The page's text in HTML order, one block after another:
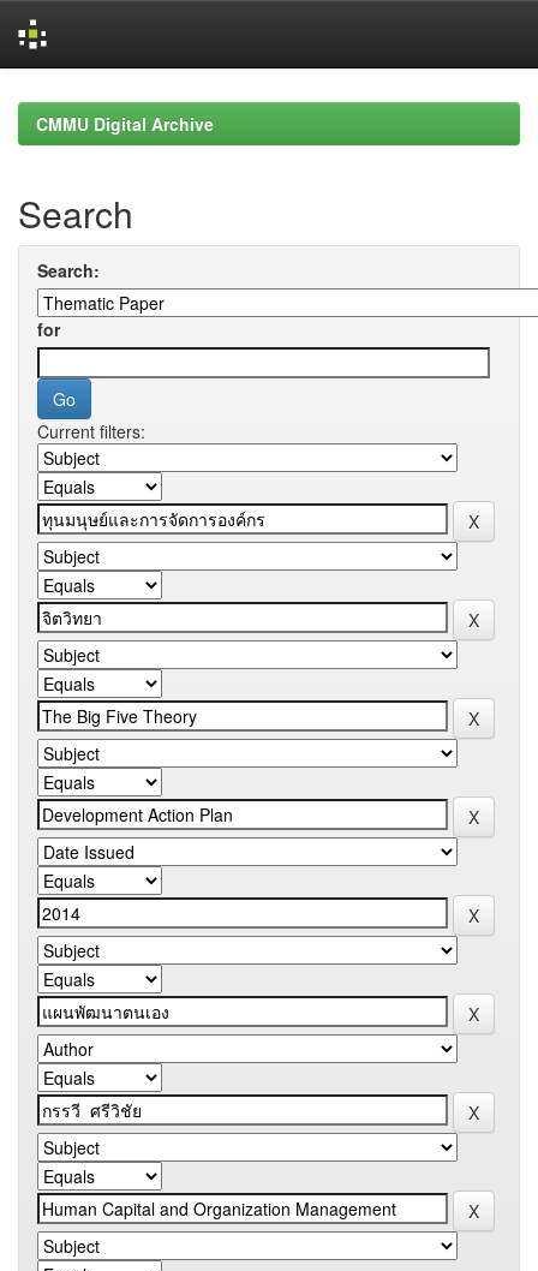
navigationCMMU Digital Archive
Search
Search:
for
Current filters: